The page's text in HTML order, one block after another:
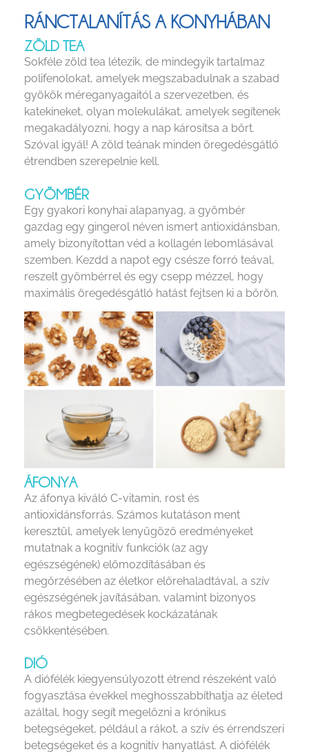
RÁNCTALANÍTÁS A KONYHÁBAN
ZÖLD TEA
Sokféle zöld tea létezik, de mindegyik tartalmaz
polifenolokat, amelyek megszabadulnak a szabad
gyökök méreganyagaitól a szervezetben, és
katekineket, olyan molekulákat, amelyek segítenek
megakadályozni, hogy a nap károsítsa a bőrt.
Szóval igyál! A zöld teának minden öregedésgátló
étrendben szerepelnie kell.
GYÖMBÉR
Egy gyakori konyhai alapanyag, a gyömbér
gazdag egy gingerol néven ismert antioxidánsban,
amely bizonyítottan véd a kollagén lebomlásával
szemben. Kezdd a napot egy csésze forró teával,
reszelt gyömbérrel és egy csepp mézzel, hogy
maximális öregedésgátló hatást fejtsen ki a bőrön.
ÁFONYA
Az áfonya kiváló C-vitamin, rost és
antioxidánsforrás. Számos kutatáson ment
keresztül, amelyek lenyűgöző eredményeket
mutatnak a kognitív funkciók (az agy
egészségének) előmozdításában és
megőrzésében az életkor előrehaladtával, a szív
egészségének javításában, valamint bizonyos
rákos megbetegedések kockázatának
csökkentésében.
DIÓ
A diófélék kiegyensúlyozott étrend részeként való
fogyasztása évekkel meghosszabbíthatja az életed
azáltal, hogy segít megelőzni a krónikus
betegségeket, például a rákot, a szív és érrendszeri
betegségeket és a kognitív hanyatlást. A diófélék